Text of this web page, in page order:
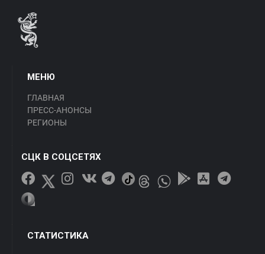
МЕНЮ
ГЛАВНАЯ
ПРЕСС-АНОНСЫ
РЕГИОНЫ
СЦК В СОЦСЕТЯХ
СТАТИСТИКА